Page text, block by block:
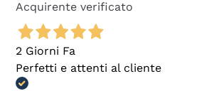
Acquirente verificato
2 Giorni Fa
Perfetti e attenti al cliente